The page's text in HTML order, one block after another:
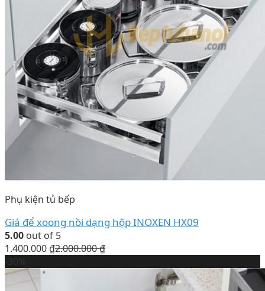
Phụ kiện tủ bếp
Giá để xoong nồi dạng hộp INOXEN HX09
5.00 out of 5
1.400.000 ₫2.000.000₫